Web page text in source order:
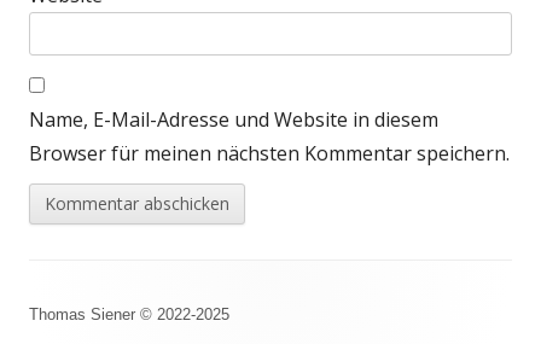
Name, E-Mail-Adresse und Website in diesem
Browser für meinen nächsten Kommentar speichern.
Inhalt
Thomas Siener © 2022-2025